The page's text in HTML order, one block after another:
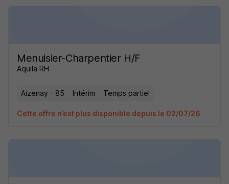
Menuisier-Charpentier H/F
Aquila RH
Aizenay - 85 Intérim Temps partiel
Cette offre n’est plus disponible depuis le 02/07/26